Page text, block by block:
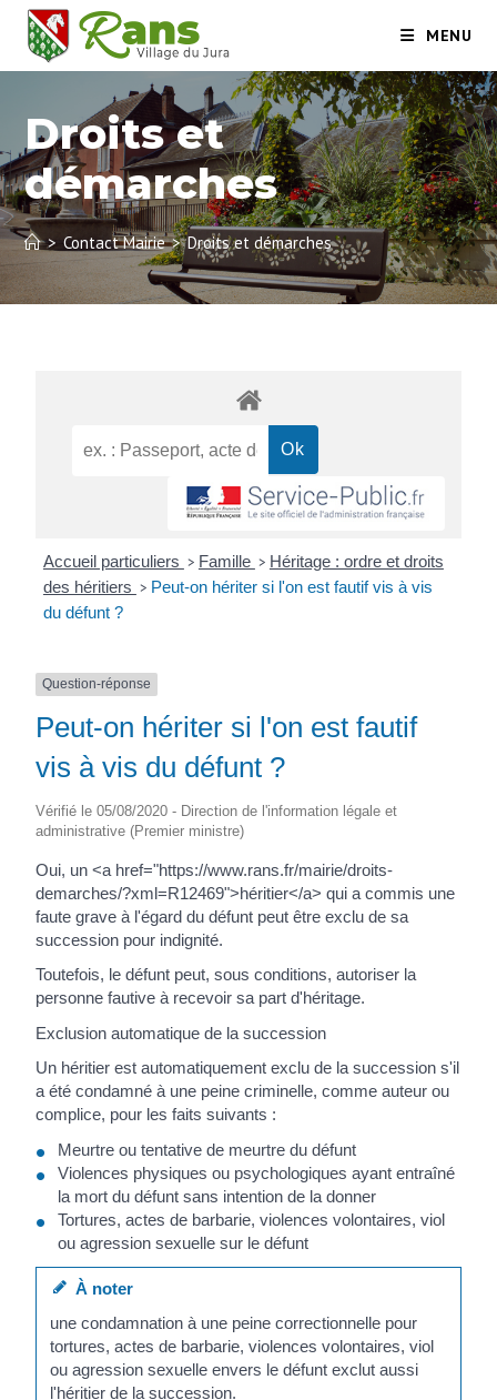
MENU
Droits et
démarches
> Contact Mairie > Droits et démarches
Accueil particuliers > Famille > Héritage : ordre et droits
des héritiers > Peut-on hériter si l'on est fautif vis à vis
du défunt ?
Question-réponse
Peut-on hériter si l'on est fautif
vis à vis du défunt ?
Vérifié le 05/08/2020 - Direction de l'information légale et
administrative (Premier ministre)
Oui, un <a href="https://www.rans.fr/mairie/droits-
demarches/?xml=R12469">héritier</a> qui a commis une
faute grave à l'égard du défunt peut être exclu de sa
succession pour indignité.
Toutefois, le défunt peut, sous conditions, autoriser la
personne fautive à recevoir sa part d'héritage.
Exclusion automatique de la succession
Un héritier est automatiquement exclu de la succession s'il
a été condamné à une peine criminelle, comme auteur ou
complice, pour les faits suivants :
Meurtre ou tentative de meurtre du défunt
Violences physiques ou psychologiques ayant entraîné
la mort du défunt sans intention de la donner
Tortures, actes de barbarie, violences volontaires, viol
ou agression sexuelle sur le défunt
À noter
une condamnation à une peine correctionnelle pour
tortures, actes de barbarie, violences volontaires, viol
ou agression sexuelle envers le défunt exclut aussi
l'héritier de la succession.